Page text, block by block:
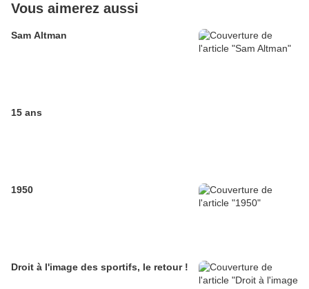
Vous aimerez aussi
Sam Altman
15 ans
1950
Droit à l'image des sportifs, le retour !